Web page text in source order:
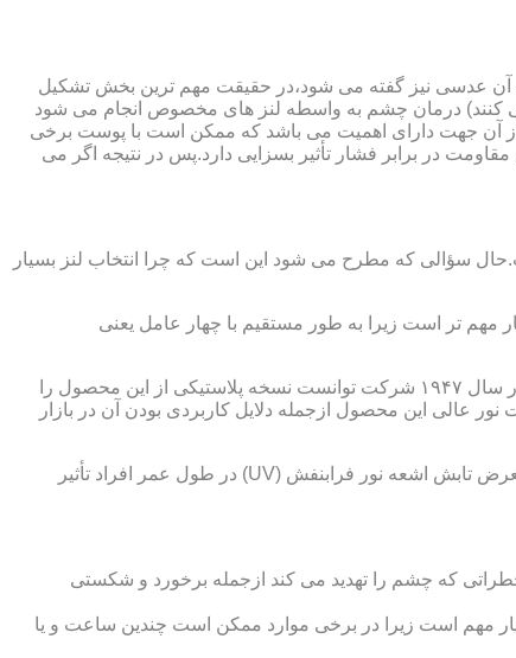
عدسی نیز گفته می شود،در حقیقت مهم ترین بخش تشکیل
کنند) درمان چشم به واسطه لنز های مخصوص انجام می شود
آن جهت دارای اهمیت می باشد که ممکن است با پوست برخی
در برابر فشار تأثیر بسزایی دارد.پس در نتیجه اگر می
سؤالی که مطرح می شود این است که چرا انتخاب لنز بسیار
مهم تر است زیرا به طور مستقیم با چهار عامل یعنی
در قدیم از عدسی شیشه ای استفاده می شد،اما شیشه بسیار سنگین بوده و همچنین به راحتی شکسته و به چشم آسیب می رساند.در نهایت در سال ۱۹۴۷ شرکت توانست نسخه پلاستیکی از این محصول را
عالی این محصول ازجمله دلایل کاربردی بودن آن در بازار
عامل بعدی که جزء اصلی ترین ویژگی های عینک طبی است،مقاومت در برابر اشعه UV در هر دو نوع A و B می باشد.قطعاً قرار گرفتن در معرض تابش اشعه نور فرابنفش (UV) در طول عمر افراد تأثیر
که چشم را تهدید می کند ازجمله برخورد و شکستی
مهم است زیرا در برخی موارد ممکن است چندین ساعت و یا